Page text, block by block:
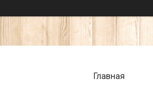
Главная